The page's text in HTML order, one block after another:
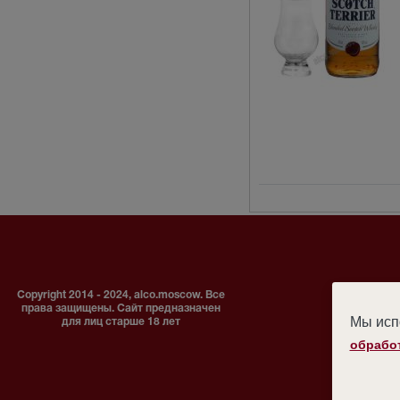
Copyright 2014 - 2024, alco.moscow. Все
права защищены. Сайт предназначен
для лиц старше 18 лет
Мы